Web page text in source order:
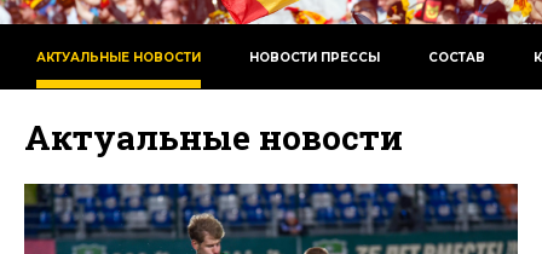
АКТУАЛЬНЫЕ НОВОСТИ НОВОСТИ ПРЕССЫ СОСТАВ
Актуальные новости